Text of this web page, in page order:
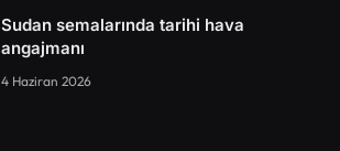
Sudan semalarında tarihi hava
angajmanı
4 Haziran 2026